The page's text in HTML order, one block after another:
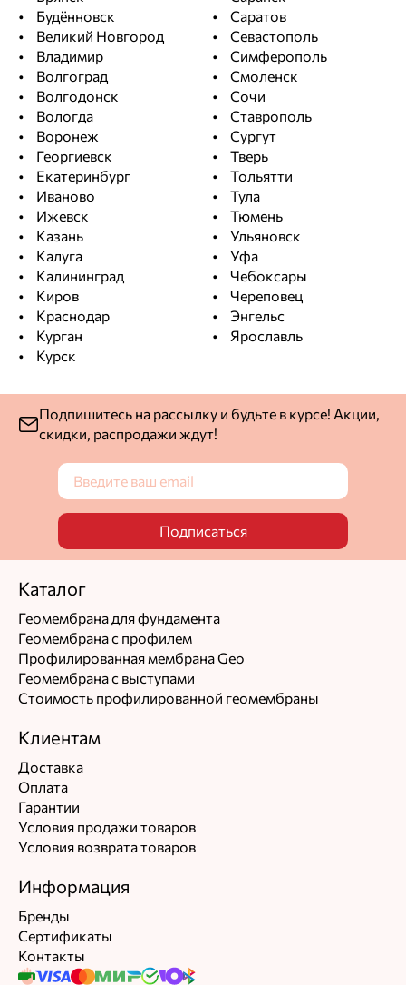
Будённовск
Великий Новгород
Владимир
Волгоград
Волгодонск
Вологда
Воронеж
Георгиевск
Екатеринбург
Иваново
Ижевск
Казань
Калуга
Калининград
Киров
Краснодар
Курган
Курск
Саратов
Севастополь
Симферополь
Смоленск
Сочи
Ставрополь
Сургут
Тверь
Тольятти
Тула
Тюмень
Ульяновск
Уфа
Чебоксары
Череповец
Энгельс
Ярославль
Подпишитесь на рассылку и будьте в курсе! Акции,
скидки, распродажи ждут!
Подписаться
Каталог
Геомембрана для фундамента
Геомембрана с профилем
Профилированная мембрана Geo
Геомембрана с выступами
Стоимость профилированной геомембраны
Клиентам
Доставка
Оплата
Гарантии
Условия продажи товаров
Условия возврата товаров
Информация
Бренды
Сертификаты
Контакты